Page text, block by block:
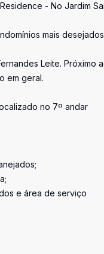
- No Jardim
mais
Leite.
em geral.
no 7º andar
e área de serviço